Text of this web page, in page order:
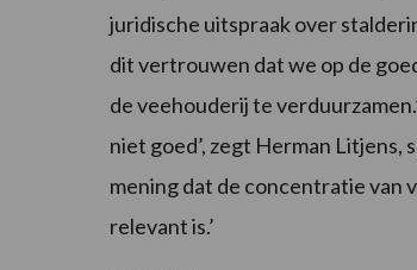
juridische uitspraak over
dit vertrouwen dat we op de
de veehouderij te
niet goed’, zegt Herman Litjens,
mening dat de concentratie van
relevant is.’